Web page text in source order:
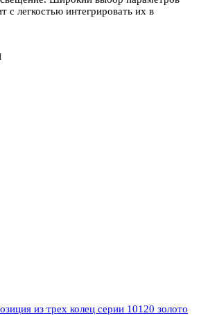
с легкостью интегрировать их в
из трех колец серии 10120 золото